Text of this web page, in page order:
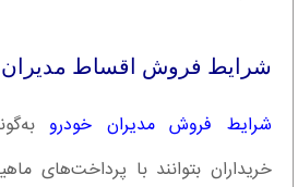
شرایط فروش اقساط مدیران
شرایط فروش مدیران خودرو
خریداران بتوانند با پرداخت‌های